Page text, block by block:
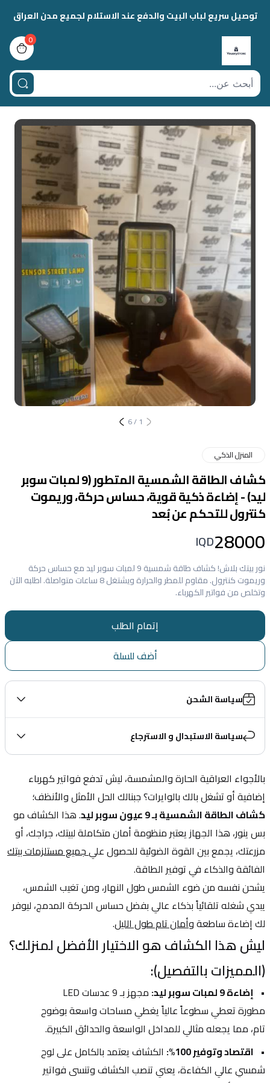
توصيل سريع لباب البيت والدفع عند الاستلام لجميع مدن العراق
0
bag
1
/
6
المنزل الذكي
كشاف الطاقة الشمسية المتطور (9 لمبات سوبر
ليد) - إضاءة ذكية قوية، حساس حركة، وريموت
كنترول للتحكم عن بُعد
28000
IQD
نور بيتك بلاش! كشاف طاقة شمسية 9 لمبات سوبر ليد مع حساس حركة
وريموت كنترول. مقاوم للمطر والحرارة ويشتغل 8 ساعات متواصلة. اطلبه الآن
وتخلص من فواتير الكهرباء.
إتمام الطلب
أضف للسلة
سياسة الشحن
سياسة الاستبدال و الاسترجاع
إضافية أو تشغل بالك بالوايرات؟ جبنالك الحل الأمثل والأنظف؛
كشاف الطاقة الشمسية بـ 9 عيون سوبر ليد
مزرعتك، يجمع بين القوة الضوئية للحصول علي جميع مستلزمات بيتك
الفائقة والذكاء في توفير الطاقة.
يبدي شغله تلقائياً بذكاء عالي بفضل حساس الحركة المدمج، ليوفر
لك إضاءة ساطعة وأمان تام طول الليل.
(المميزات بالتفصيل):
إضاءة 9 لمبات سوبر ليد:
تام، مما يجعله مثالي للمداخل الواسعة والحدائق الكبيرة.
اقتصاد وتوفير 100%:
شمسي عالي الكفاءة، يعني تنصب الكشاف وتنسى فواتير